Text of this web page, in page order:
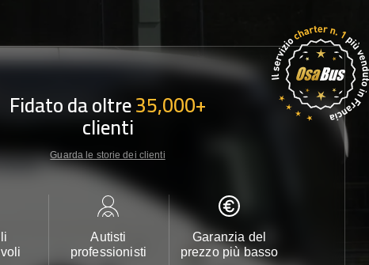
Fidato da oltre35,000+
clienti
Guarda le storie dei clienti
Autisti
professionisti
Garanzia del
prezzo più basso